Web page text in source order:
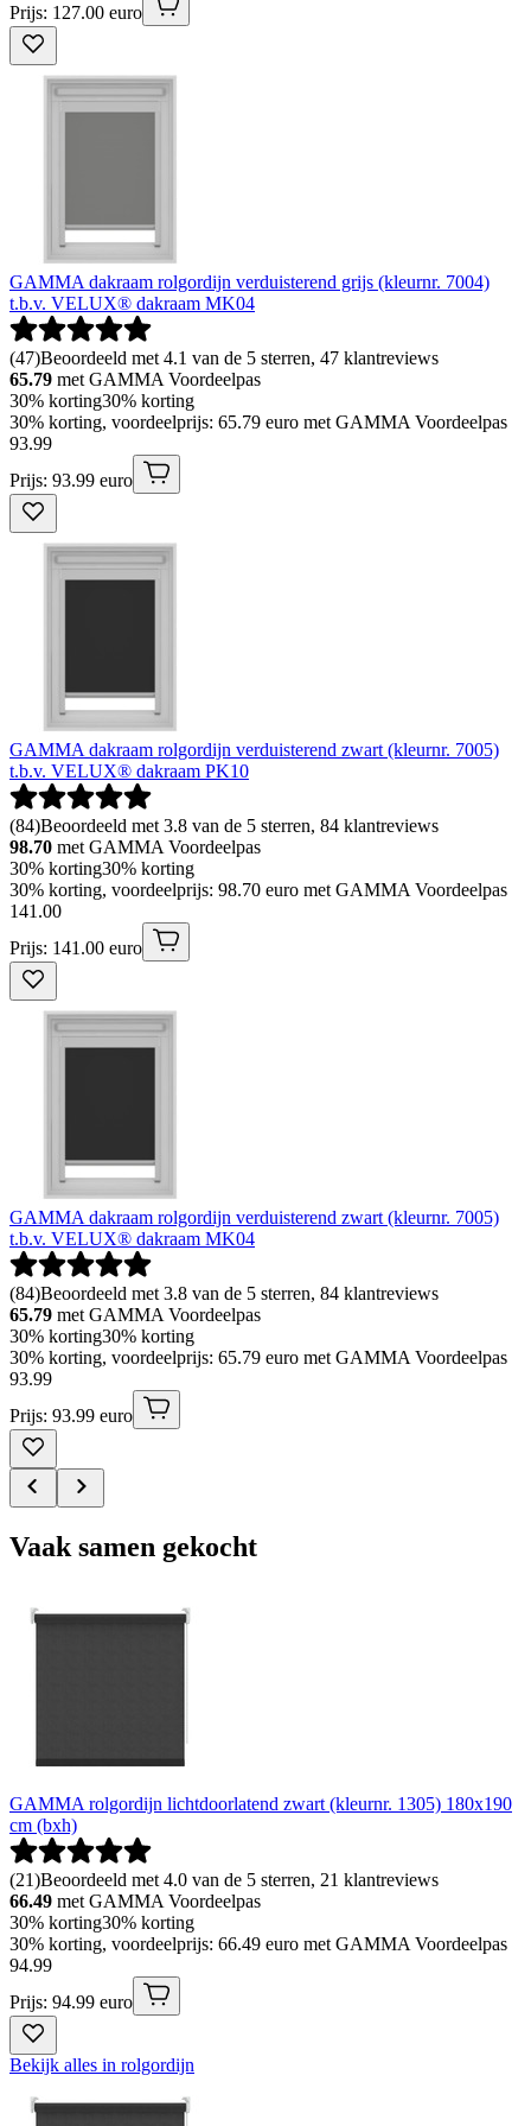
Prijs: 127.00 euro
GAMMA dakraam rolgordijn verduisterend grijs (kleurnr. 7004)
t.b.v. VELUX® dakraam MK04
(47)Beoordeeld met 4.1 van de 5 sterren, 47 klantreviews
65.79 met GAMMA Voordeelpas
30% korting30% korting
30% korting, voordeelprijs: 65.79 euro met GAMMA Voordeelpas
93.99
Prijs: 93.99 euro
GAMMA dakraam rolgordijn verduisterend zwart (kleurnr. 7005)
t.b.v. VELUX® dakraam PK10
(84)Beoordeeld met 3.8 van de 5 sterren, 84 klantreviews
98.70 met GAMMA Voordeelpas
30% korting30% korting
30% korting, voordeelprijs: 98.70 euro met GAMMA Voordeelpas
141 .00
Prijs: 141.00 euro
GAMMA dakraam rolgordijn verduisterend zwart (kleurnr. 7005)
t.b.v. VELUX® dakraam MK04
(84)Beoordeeld met 3.8 van de 5 sterren, 84 klantreviews
65.79 met GAMMA Voordeelpas
30% korting30% korting
30% korting, voordeelprijs: 65.79 euro met GAMMA Voordeelpas
93.99
Prijs: 93.99 euro
Vaak samen gekocht
GAMMA rolgordijn lichtdoorlatend zwart (kleurnr. 1305) 180x190
cm (bxh)
(21)Beoordeeld met 4.0 van de 5 sterren, 21 klantreviews
66.49 met GAMMA Voordeelpas
30% korting30% korting
30% korting, voordeelprijs: 66.49 euro met GAMMA Voordeelpas
94.99
Prijs: 94.99 euro
Bekijk alles in rolgordijn